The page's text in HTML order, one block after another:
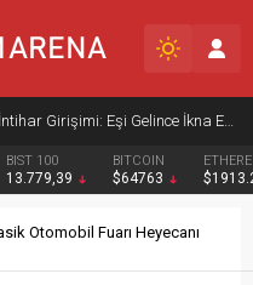
Palandöken’de Balkonda İntihar Girişimi: Eşi Gelince İkna Edildi
BIST 100
13.779,39
BITCOIN
$64763
Otomobil Fuarı Heyecanı